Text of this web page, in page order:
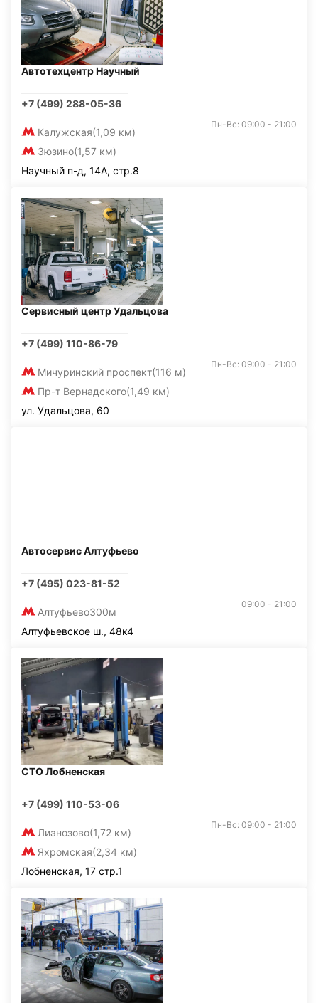
Автотехцентр Научный
+7 (499) 288-05-36
Калужская(1,09 км)
Зюзино(1,57 км)
Пн-Вс: 09:00 - 21:00
Научный п-д, 14А, стр.8
Сервисный центр Удальцова
+7 (499) 110-86-79
Мичуринский проспект(116 м)
Пр-т Вернадского(1,49 км)
Пн-Вс: 09:00 - 21:00
ул. Удальцова, 60
Автосервис Алтуфьево
+7 (495) 023-81-52
Алтуфьево300м
09:00 - 21:00
Алтуфьевское ш., 48к4
СТО Лобненская
+7 (499) 110-53-06
Лианозово(1,72 км)
Яхромская(2,34 км)
Пн-Вс: 09:00 - 21:00
Лобненская, 17 стр.1